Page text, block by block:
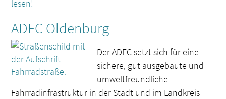
lesen!
ADFC Oldenburg
Der ADFC setzt sich für eine
sichere, gut ausgebaute und
umweltfreundliche
Fahrradinfrastruktur in der Stadt und im Landkreis